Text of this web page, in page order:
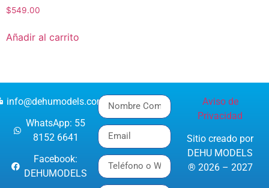
$549.00
Añadir al carrito
info@dehumodels.com
WhatsApp: 55
8152 6641
Facebook:
DEHUMODELS
Aviso de
Privacidad
Sitio creado por
DEHU MODELS
® 2026 – 2027